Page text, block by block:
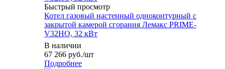
Быстрый просмотр
Котел газовый настенный одноконтурный с
закрытой камерой сгорания Лемакс PRIME-
V32HO, 32 кВт
В наличии
67 266 руб./шт
Подробнее